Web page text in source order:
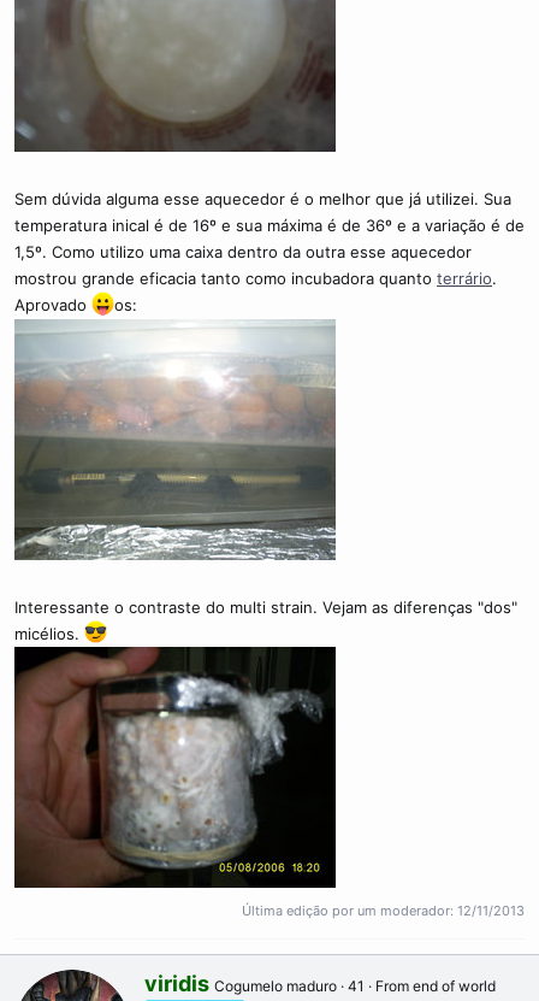
Sem dúvida alguma esse aquecedor é o melhor que já utilizei. Sua
temperatura inical é de 16º e sua máxima é de 36º e a variação é de
1,5º. Como utilizo uma caixa dentro da outra esse aquecedor
mostrou grande eficacia tanto como incubadora quanto terrário.
Aprovado
os:
Interessante o contraste do multi strain. Vejam as diferenças "dos"
micélios.
Última edição por um moderador: 12/11/2013
W
viridis Cogumelo maduro · 41 · From end of world